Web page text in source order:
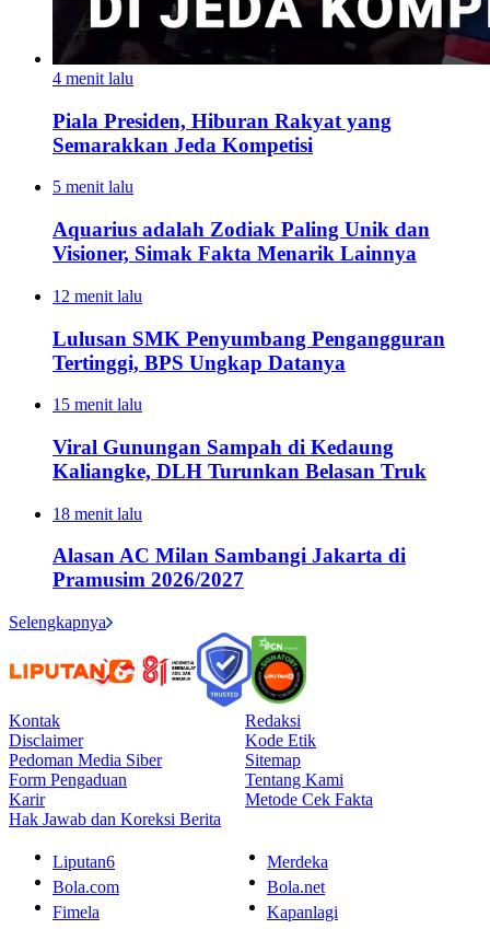
4 menit lalu
Piala Presiden, Hiburan Rakyat yang
Semarakkan Jeda Kompetisi
5 menit lalu
Aquarius adalah Zodiak Paling Unik dan
Visioner, Simak Fakta Menarik Lainnya
12 menit lalu
Lulusan SMK Penyumbang Pengangguran
Tertinggi, BPS Ungkap Datanya
15 menit lalu
Viral Gunungan Sampah di Kedaung
Kaliangke, DLH Turunkan Belasan Truk
18 menit lalu
Alasan AC Milan Sambangi Jakarta di
Pramusim 2026/2027
Selengkapnya
Kontak
Redaksi
Disclaimer
Kode Etik
Pedoman Media Siber
Sitemap
Form Pengaduan
Tentang Kami
Karir
Metode Cek Fakta
Hak Jawab dan Koreksi Berita
Liputan6
Merdeka
Bola.com
Bola.net
Fimela
Kapanlagi